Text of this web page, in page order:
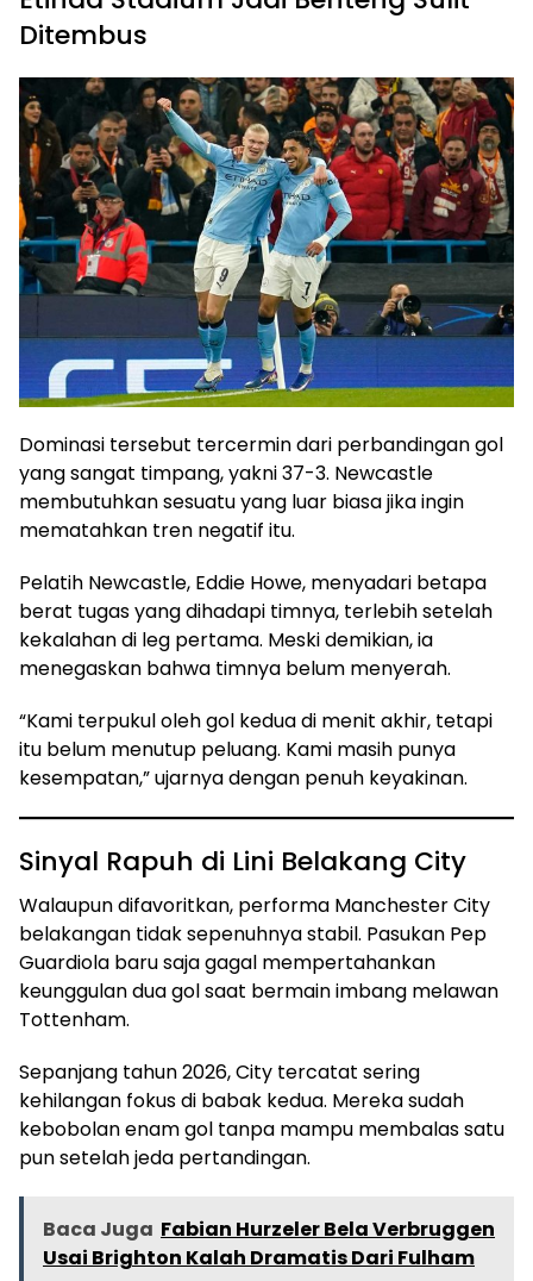
Ditembus
Dominasi tersebut tercermin dari perbandingan gol
yang sangat timpang, yakni 37-3. Newcastle
membutuhkan sesuatu yang luar biasa jika ingin
mematahkan tren negatif itu.
Pelatih Newcastle, Eddie Howe, menyadari betapa
berat tugas yang dihadapi timnya, terlebih setelah
kekalahan di leg pertama. Meski demikian, ia
menegaskan bahwa timnya belum menyerah.
“Kami terpukul oleh gol kedua di menit akhir, tetapi
itu belum menutup peluang. Kami masih punya
kesempatan,” ujarnya dengan penuh keyakinan.
Sinyal Rapuh di Lini Belakang City
Walaupun difavoritkan, performa Manchester City
belakangan tidak sepenuhnya stabil. Pasukan Pep
Guardiola baru saja gagal mempertahankan
keunggulan dua gol saat bermain imbang melawan
Tottenham.
Sepanjang tahun 2026, City tercatat sering
kehilangan fokus di babak kedua. Mereka sudah
kebobolan enam gol tanpa mampu membalas satu
pun setelah jeda pertandingan.
Baca Juga Fabian Hurzeler Bela Verbruggen
Usai Brighton Kalah Dramatis Dari Fulham